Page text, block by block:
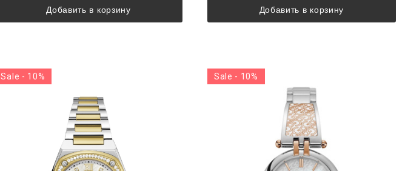
Добавить в корзину Добавить в корзину
Sale - 10% Sale - 10%